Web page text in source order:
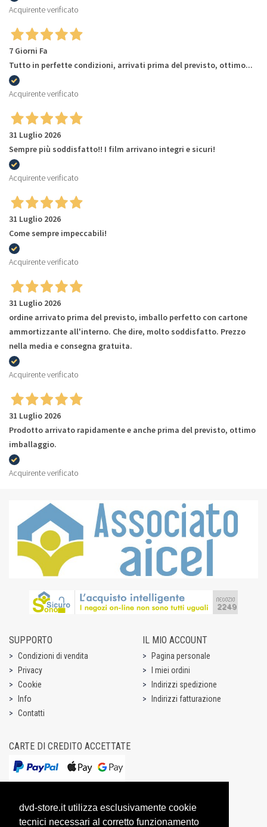
dvd-store.it utilizza esclusivamente cookie
tecnici necessari al corretto funzionamento
Acquirente verificato
7 Giorni Fa
Tutto in perfette condizioni, arrivati prima del previsto, ottimo...
Acquirente verificato
31 Luglio 2026
Sempre più soddisfatto!! I film arrivano integri e sicuri!
Acquirente verificato
31 Luglio 2026
Come sempre impeccabili!
Acquirente verificato
31 Luglio 2026
ordine arrivato prima del previsto, imballo perfetto con cartone
ammortizzante all'interno. Che dire, molto soddisfatto. Prezzo
nella media e consegna gratuita.
Acquirente verificato
31 Luglio 2026
Prodotto arrivato rapidamente e anche prima del previsto, ottimo
imballaggio.
Acquirente verificato
SUPPORTO
Condizioni di vendita
Privacy
Cookie
Info
Contatti
IL MIO ACCOUNT
Pagina personale
I miei ordini
Indirizzi spedizione
Indirizzi fatturazione
CARTE DI CREDITO ACCETTATE